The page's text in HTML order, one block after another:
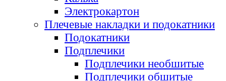
Электрокартон
Плечевые накладки и подокатники
Подокатники
Подплечики
Подплечики необшитые
Подплечики обшитые